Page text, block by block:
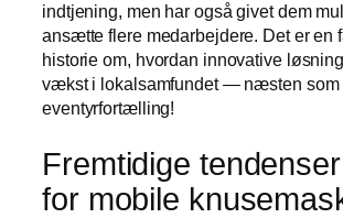
indtjening, men har også givet dem
ansætte flere medarbejdere. Det er en
historie om, hvordan innovative
vækst i lokalsamfundet — næsten som
eventyrfortælling!
Fremtidige
for mobile